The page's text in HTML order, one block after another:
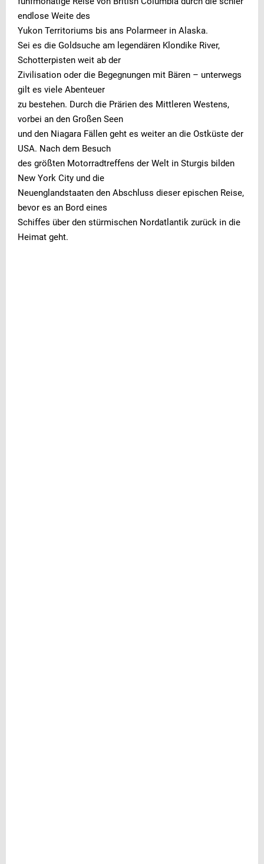
endlose Weite des
Yukon Territoriums bis ans Polarmeer in Alaska.
Sei es die Goldsuche am legendären Klondike River,
Schotterpisten weit ab der
Zivilisation oder die Begegnungen mit Bären – unterwegs
gilt es viele Abenteuer
zu bestehen. Durch die Prärien des Mittleren Westens,
vorbei an den Großen Seen
und den Niagara Fällen geht es weiter an die Ostküste der
USA. Nach dem Besuch
des größten Motorradtreffens der Welt in Sturgis bilden
New York City und die
Neuenglandstaaten den Abschluss dieser epischen Reise,
bevor es an Bord eines
Schiffes über den stürmischen Nordatlantik zurück in die
Heimat geht.